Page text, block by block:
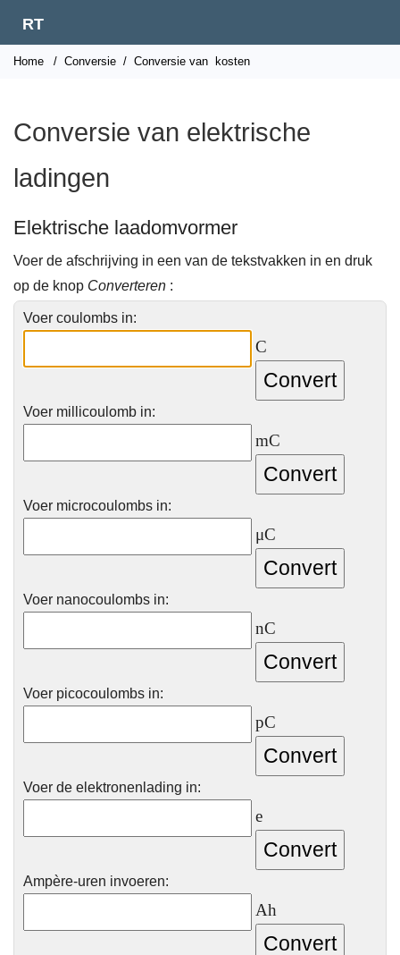
RT
Home / Conversie / Conversie van kosten
Conversie van elektrische
ladingen
Elektrische laadomvormer
Voer de afschrijving in een van de tekstvakken in en druk
op de knop Converteren :
Voer coulombs in:
C
Voer millicoulomb in:
mC
Voer microcoulombs in:
μC
Voer nanocoulombs in:
nC
Voer picocoulombs in:
pC
Voer de elektronenlading in:
e
Ampère-uren invoeren:
Ah